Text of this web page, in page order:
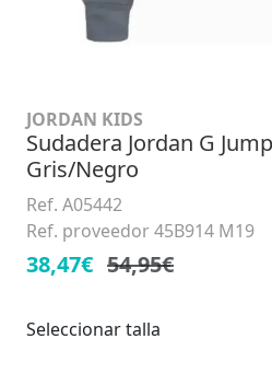
JORDAN KIDS
Sudadera Jordan G
Gris/Negro
Ref. A05442
Ref. proveedor 45B914 M19
38,47€ 54,95€
Seleccionar talla